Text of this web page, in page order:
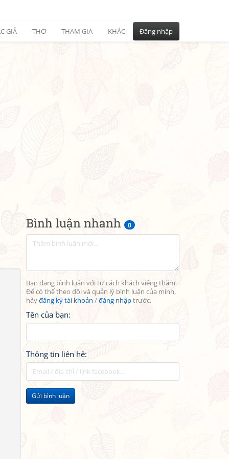
GIẢ THƠ THAM GIA KHÁC Đăng nhập
Bình luận nhanh 0
Bạn đang bình luận với tư cách khách viếng thăm.
Để có thể theo dõi và quản lý bình luận của mình,
hãyđăng ký tài khoản /đăng nhậptrước.
Tên của bạn:
Thông tin liên hệ:
Gửi bình luận